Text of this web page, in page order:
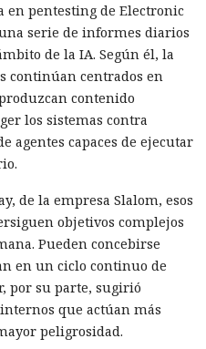
en pentesting de Electronic
serie de informes diarios
de la IA. Según él, la
continúan centrados en
contenido
los sistemas contra
agentes capaces de ejecutar
de la empresa Slalom, esos
objetivos complejos
Pueden concebirse
en un ciclo continuo de
por su parte, sugirió
que actúan más
peligrosidad.